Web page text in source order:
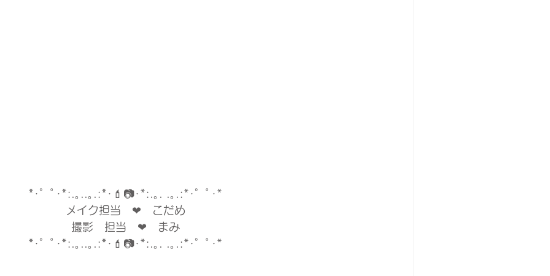
*･゜ﾟ･*:.｡..｡.:*･💄📷･*:.｡. .｡.:*･゜ﾟ･*
メイク担当　❤︎　こだめ
撮影　担当　❤︎　まみ
*･゜ﾟ･*:.｡..｡.:*･💄📷･*:.｡. .｡.:*･゜ﾟ･*